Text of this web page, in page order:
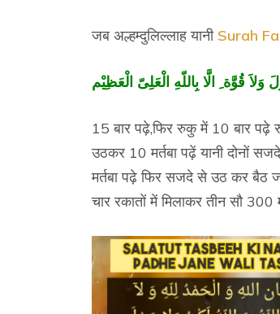
जब अल्हम्दुलिल्लाह यानी Surah
وَلاَ قُوَّة ِ الَّا بِاللّهِ الْعَلِىّ الْعَظِيْم
15 बार पढ़े,फिर रुकु में 10 बार
उठकर 10 मर्तबा पढ़ें यानी दोनों
मर्तबा पढ़े फिर सजदे से उठ कर बैठ
चार रकातों में मिलाकर तीन सौ 300